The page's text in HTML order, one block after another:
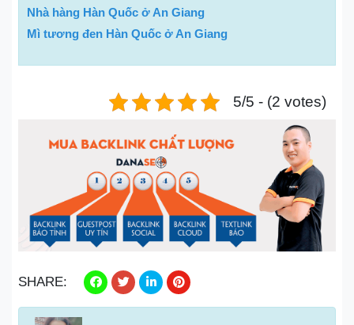
Nhà hàng Hàn Quốc ở An Giang
Mì tương đen Hàn Quốc ở An Giang
5/5 - (2 votes)
SHARE: